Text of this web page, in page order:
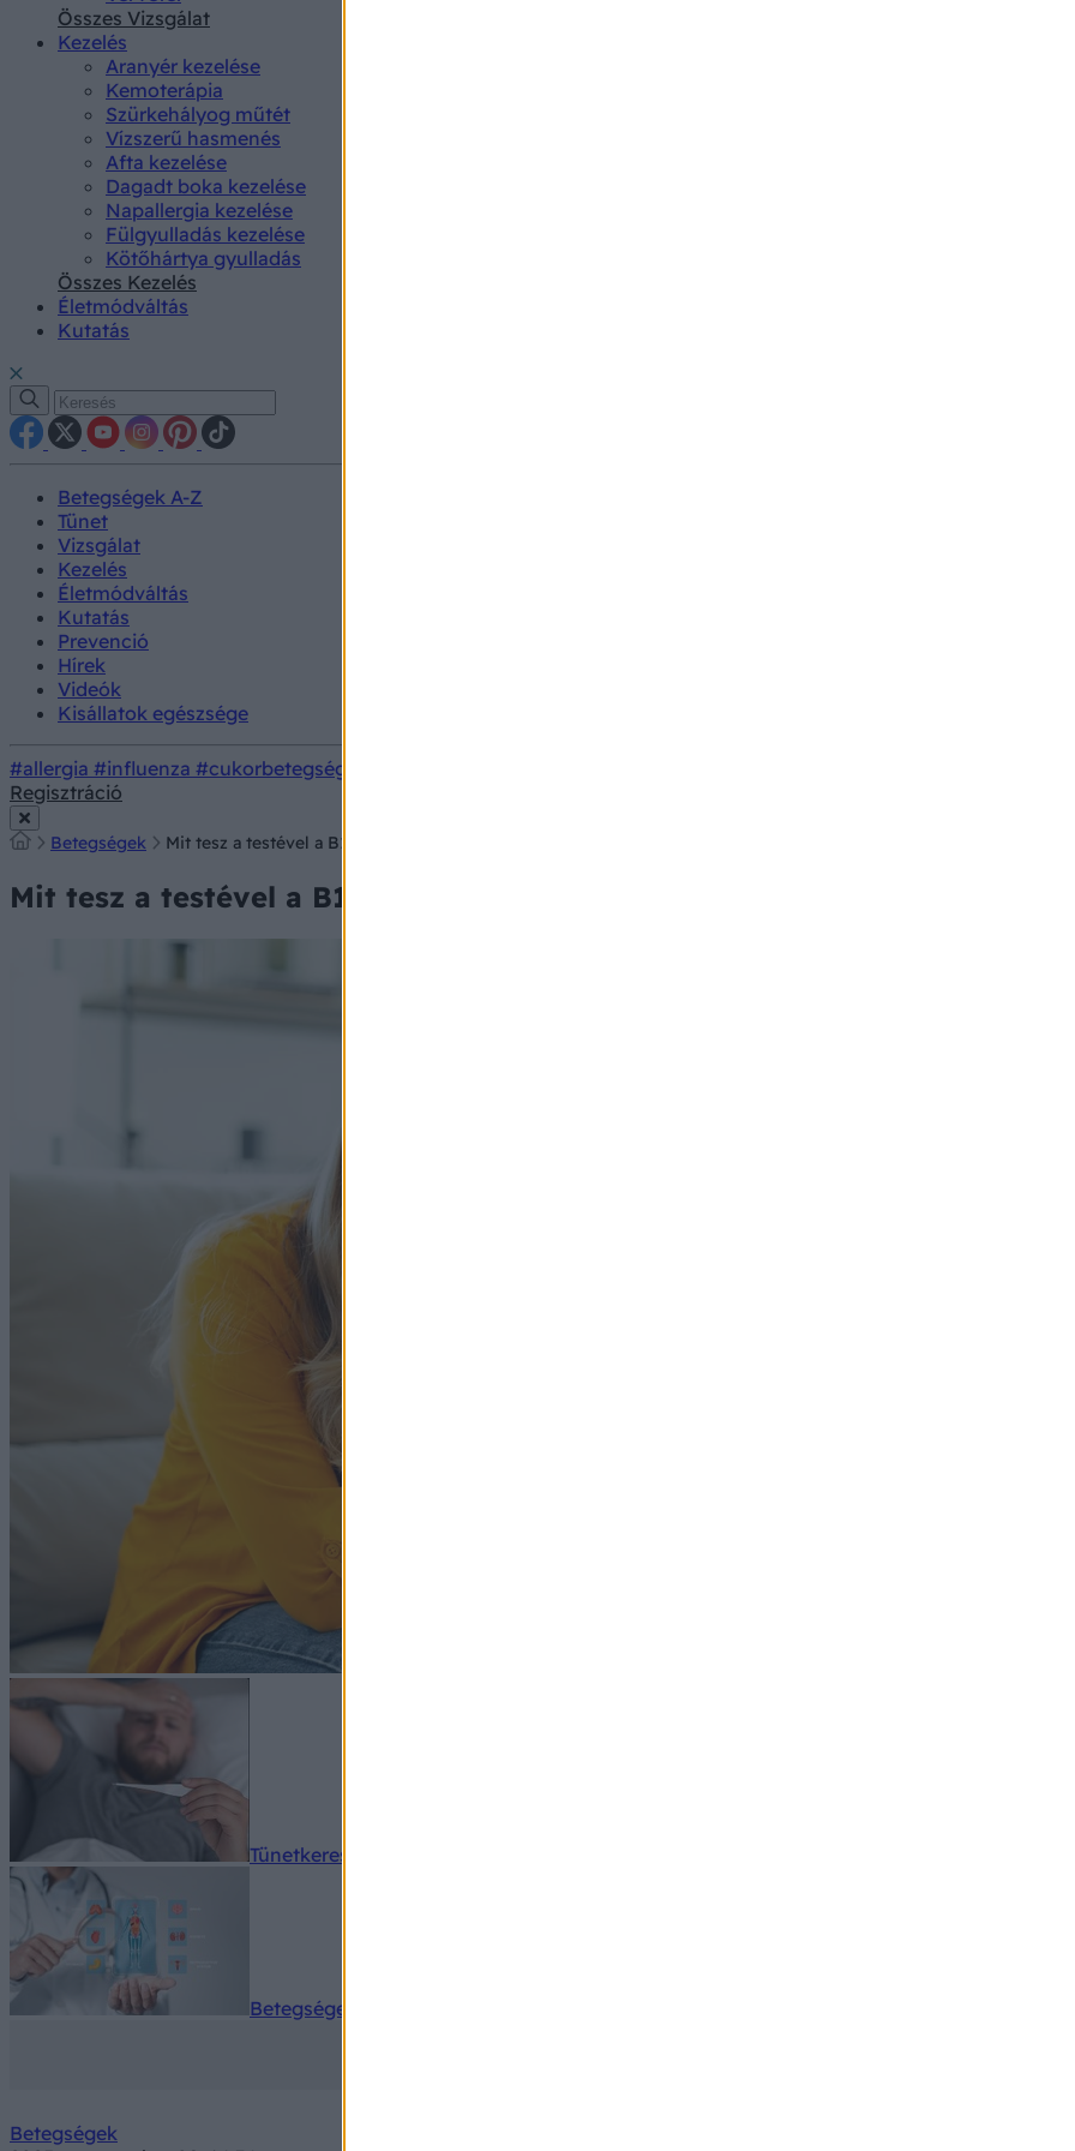
Összes Vizsgálat
Kezelés
Aranyér kezelése
Kemoterápia
Szürkehályog műtét
Vízszerű hasmenés
Afta kezelése
Dagadt boka kezelése
Napallergia kezelése
Fülgyulladás kezelése
Kötőhártya gyulladás
Összes Kezelés
Életmódváltás
Kutatás
Betegségek A-Z
Tünet
Vizsgálat
Kezelés
Életmódváltás
Kutatás
Prevenció
Hírek
Videók
Kisállatok egészsége
#allergia #influenza #cukorbetegség
Regisztráció
Betegségek Mit tesz a testével a B12-vitamin hiánya? Tünetek, amelyeket nem szabad félvállról venni
Mit tesz a testével a B12-vitamin hiánya? Tünetek, amelyeket nem
Tünetkereső
Betegségek A-Z
Betegségek